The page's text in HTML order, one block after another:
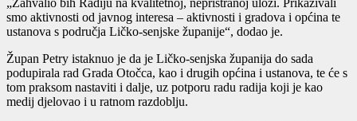
„Zahvalio bih Radiju na kvalitetnoj, nepristranoj ulozi. Prikazivali
smo aktivnosti od javnog interesa – aktivnosti i gradova i općina te
ustanova s područja Ličko-senjske županije“, dodao je.
Župan Petry istaknuo je da je Ličko-senjska županija do sada
podupirala rad Grada Otočca, kao i drugih općina i ustanova, te će s
tom praksom nastaviti i dalje, uz potporu radu radija koji je kao
medij djelovao i u ratnom razdoblju.